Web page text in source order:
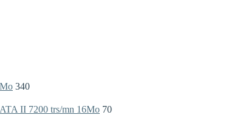
340
II 7200 trs/mn 16Mo 70